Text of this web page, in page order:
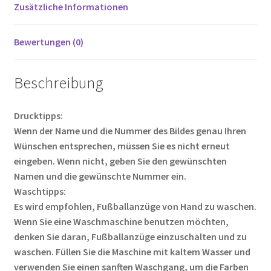
Zusätzliche Informationen
Bewertungen (0)
Beschreibung
Drucktipps:
Wenn der Name und die Nummer des Bildes genau Ihren
Wünschen entsprechen, müssen Sie es nicht erneut
eingeben. Wenn nicht, geben Sie den gewünschten
Namen und die gewünschte Nummer ein.
Waschtipps:
Es wird empfohlen, Fußballanzüge von Hand zu waschen.
Wenn Sie eine Waschmaschine benutzen möchten,
denken Sie daran, Fußballanzüge einzuschalten und zu
waschen. Füllen Sie die Maschine mit kaltem Wasser und
verwenden Sie einen sanften Waschgang, um die Farben